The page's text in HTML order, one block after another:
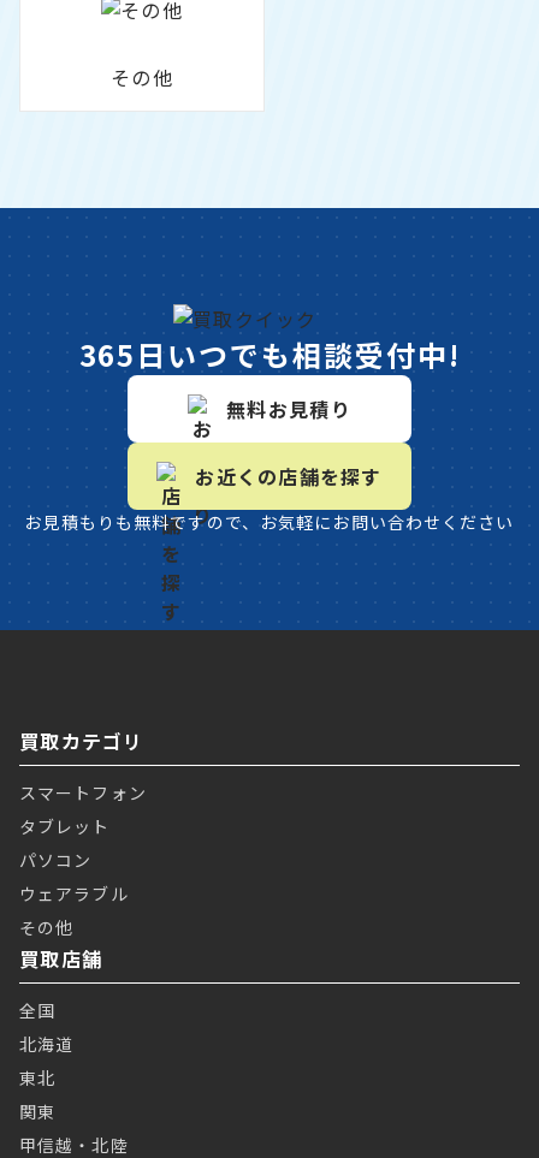
その他
365日いつでも相談受付中!
無料お見積り
お近くの店舗を探す
お見積もりも無料ですので、お気軽にお問い合わせください
買取カテゴリ
スマートフォン
タブレット
パソコン
ウェアラブル
その他
買取店舗
全国
北海道
東北
関東
甲信越・北陸